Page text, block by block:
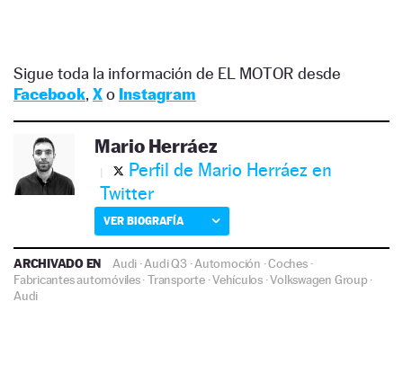
Sigue toda la información de EL MOTOR desde
Facebook, Xo Instagram
Mario Herráez
Perfil de Mario Herráez en
Twitter
VER BIOGRAFÍA
ARCHIVADO EN Audi ·Audi Q3·Automoción ·Coches·
Fabricantes automóviles·Transporte·Vehículos·Volkswagen Group ·
Audi